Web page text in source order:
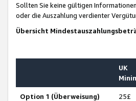
Sollten Sie keine gültigen
oder die Auszahlung verdienter
Übersicht
UK
Option 1 (Überweisung) 25£